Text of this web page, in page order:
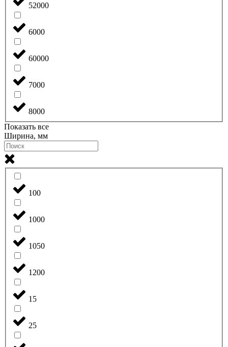
52000
6000
60000
7000
8000
Показать все
Ширина, мм
100
1000
1050
1200
15
25